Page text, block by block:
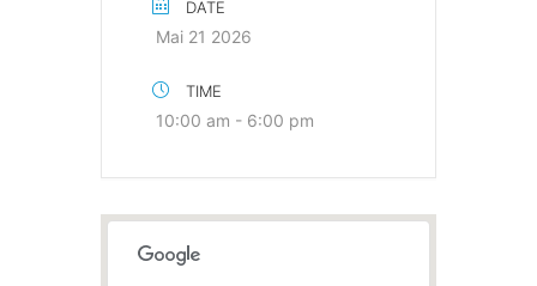
DATE
Mai 21 2026
TIME
10:00 am - 6:00 pm